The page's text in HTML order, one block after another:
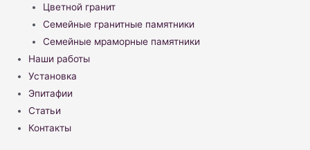
Цветной гранит
Семейные гранитные памятники
Семейные мраморные памятники
Наши работы
Установка
Эпитафии
Статьи
Контакты